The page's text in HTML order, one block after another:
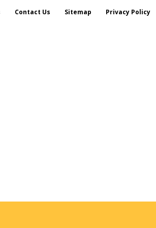
Contact Us Sitemap Privacy Policy